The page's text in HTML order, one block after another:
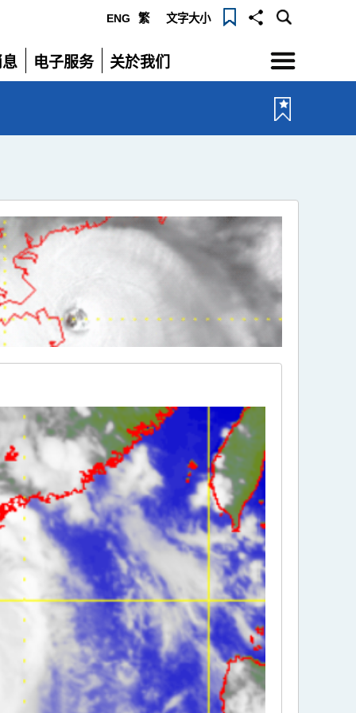
ENG 繁 文字大小
电子服务
展
关於我们
展
选
单